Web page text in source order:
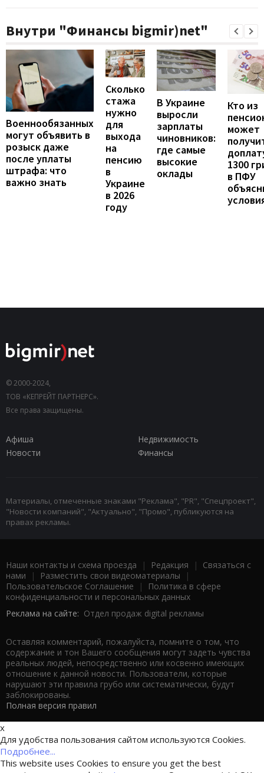
Внутри "Финансы bigmir)net"
Военнообязанных
могут объявить в
розыск даже
после уплаты
штрафа: что
важно знать
Сколько
стажа
нужно
для
выхода
на
пенсию
в
Украине
в 2026
году
В Украине
выросли
зарплаты
чиновников:
где самые
высокие
оклады
Кто из
может
1300
в ПФУ
© 2000-2024,
ТОВ «КЕПРЕЙТ ПАРТНЕРС».
Все права защищены.
Афиша
Недвижимость
Новости
Финансы
Материалы, отмеченные знаками "Реклама", "PR", "Спецпроект",
"Новости компаний", "Актуально", "Промо", публикуются на
правах рекламы.
Наши контакты и схема проезда | Редакция | Связаться с
нами | Разместить свои видеоматериалы |
Пользовательское Соглашение |
Политика в сфере
конфиденциальности и персональных данных
Реклама на сайте: Отдел продаж digital рекламы
Оставляя комментарий, пожалуйста, помните о том, что
содержание и тон Вашего сообщения могут задеть чувства
реальных людей, непосредственно или косвенно имеющих
отношение к данной новости. Пользователи, которые
нарушают эти правила грубо или систематически, будут
заблокированы.
Полная версия правил
x
Для удобства пользования сайтом используются Cookies.
Подробнее...
This website uses Cookies to ensure you get the best